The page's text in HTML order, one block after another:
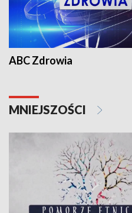
ABC Zdrowia
MNIEJSZOŚCI